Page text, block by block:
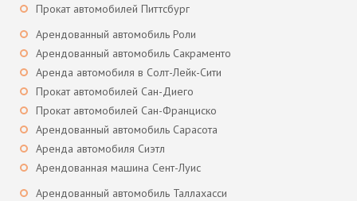
Прокат автомобилей Питтсбург
Арендованный автомобиль Роли
Арендованный автомобиль Сакраменто
Аренда автомобиля в Солт-Лейк-Сити
Прокат автомобилей Сан-Диего
Прокат автомобилей Сан-Франциско
Арендованный автомобиль Сарасота
Аренда автомобиля Сиэтл
Арендованная машина Сент-Луис
Арендованный автомобиль Таллахасси